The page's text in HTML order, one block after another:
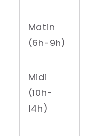
Matin
(6h-9h)
Midi
(10h-
14h)